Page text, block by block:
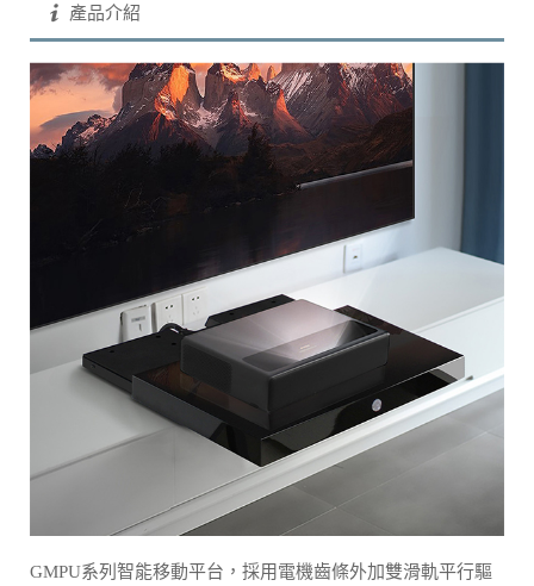
產品介紹
GMPU系列智能移動平台，採用電機齒條外加雙滑軌平行驅